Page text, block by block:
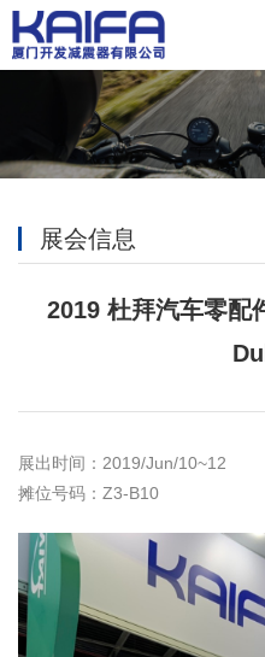
展会信息
2019 杜拜汽车零
展出时间：2019/Jun/10~12
摊位号码：Z3-B10